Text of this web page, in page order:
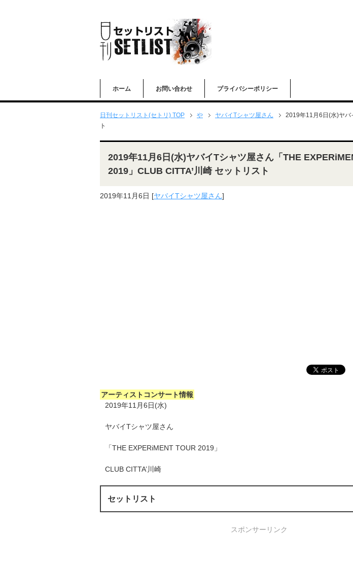
ホーム お問い合わせ プライバシーポリシー
日刊セットリスト(セトリ) TOP や ヤバイTシャツ屋さん
2019年11月6日(水)ヤバ
ト
2019年11月6日(水)ヤバイTシャツ屋さん「THE
2019」CLUB CITTA’川崎 セットリスト
2019年11月6日 [ヤバイTシャツ屋さん]
アーティストコンサート情報
2019年11月6日(水)
ヤバイTシャツ屋さん
「THE EXPERiMENT TOUR 2019」
CLUB CITTA’川崎
セットリスト
スポンサーリンク